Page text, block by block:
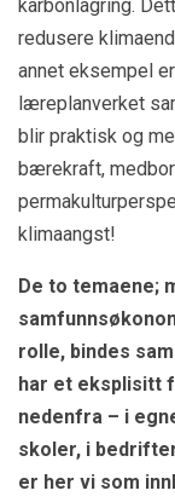
karbonlagring.
redusere
annet eksempel
læreplanverket
blir praktisk og
bærekraft,
klimaangst!
De to temaene;
rolle, bindes
har et eksplisitt
nedenfra – i
skoler, i
er her vi som